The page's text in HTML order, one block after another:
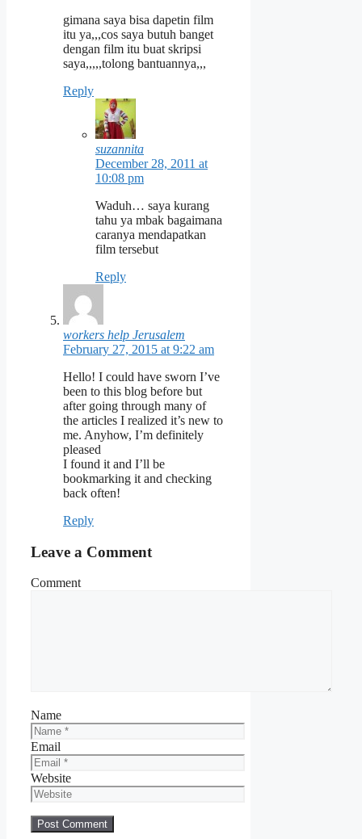
gimana saya bisa dapetin film
itu ya,,,cos saya butuh banget
dengan film itu buat skripsi
saya,,,,,tolong bantuannya,,,
Reply
suzannita
December 28, 2011 at
10:08 pm
Waduh… saya kurang
tahu ya mbak bagaimana
caranya mendapatkan
film tersebut
Reply
workers help Jerusalem
February 27, 2015 at 9:22 am
Hello! I could have sworn I’ve
been to this blog before but
after going through many of
the articles I realized it’s new to
me. Anyhow, I’m definitely
pleased
I found it and I’ll be
bookmarking it and checking
back often!
Reply
Leave a Comment
Comment
Name
Email
Website